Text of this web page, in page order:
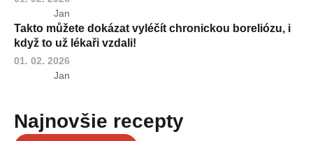
Jan
Takto můžete dokázat vyléčít chronickou boreliózu, i
když to už lékaři vzdali!
01. 02. 2026
Jan
Najnovšie recepty